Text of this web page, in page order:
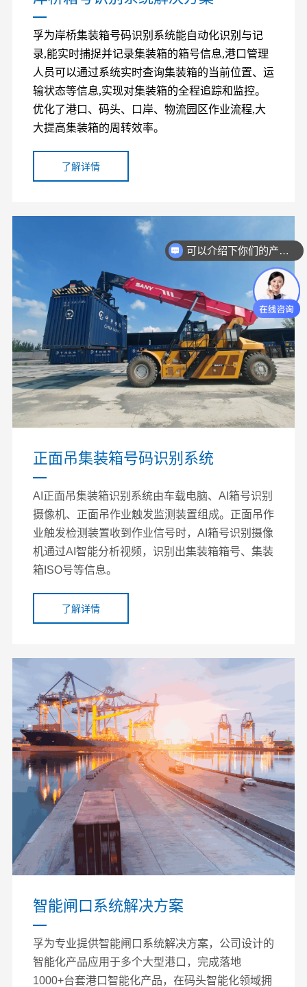
孚为岸桥集装箱号码识别系统能自动化识别与记
录,能实时捕捉并记录集装箱的箱号信息,港口管理
人员可以通过系统实时查询集装箱的当前位置、运
输状态等信息,实现对集装箱的全程追踪和监控。
优化了港口、码头、口岸、物流园区作业流程,大
大提高集装箱的周转效率。
了解详情
正面吊集装箱号码识别系统
AI正面吊集装箱识别系统由车载电脑、AI箱号识别
摄像机、正面吊作业触发监测装置组成。正面吊作
业触发检测装置收到作业信号时，AI箱号识别摄像
机通过AI智能分析视频，识别出集装箱箱号、集装
箱ISO号等信息。
了解详情
智能闸口系统解决方案
孚为专业提供智能闸口系统解决方案，公司设计的
智能化产品应用于多个大型港口，完成落地
1000+台套港口智能化产品，在码头智能化领域拥
可以介绍下你们的产品么？